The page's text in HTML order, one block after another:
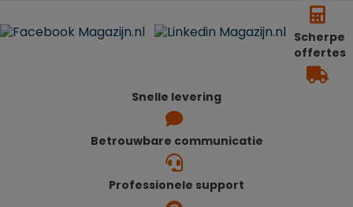
Scherpe
offertes
Snelle levering
Betrouwbare communicatie
Professionele support